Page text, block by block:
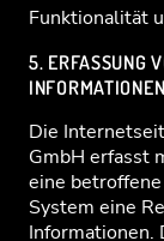
Funktionalität
5. ERFASSUNG
INFORMATIONEN
Die
GmbH erfasst
eine
System eine
Informationen.